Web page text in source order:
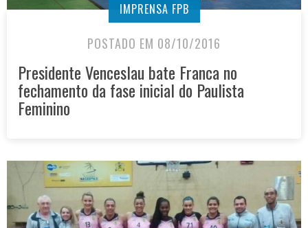
IMPRENSA FPB
POSTADO EM 08/10/2016
Presidente Venceslau bate Franca no
fechamento da fase inicial do Paulista
Feminino